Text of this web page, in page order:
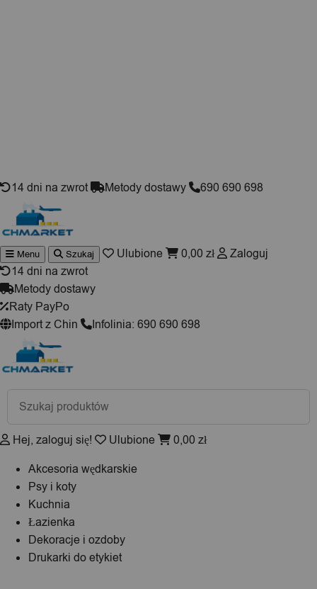
14 dni na zwrot Metody dostawy 690 690 698
Wyszukiwarka
produktów
Menu Szukaj Ulubione 0,00 zł
Zaloguj
14 dni na zwrot
Metody dostawy
Raty PayPo
Import z Chin
Infolinia: 690 690 698
Wyszukiwarka
produktów
Hej, zaloguj się! Ulubione 0,00 zł
Akcesoria wędkarskie
Psy i koty
Kuchnia
Łazienka
Dekoracje i ozdoby
Drukarki do etykiet